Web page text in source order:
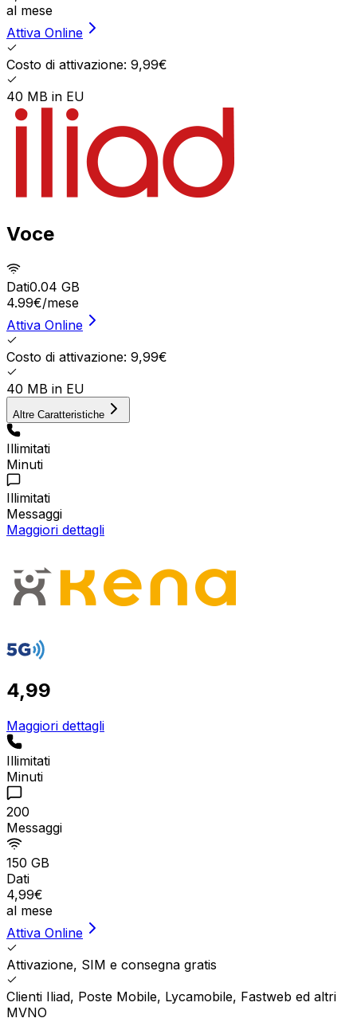
al mese
Attiva Online
Costo di attivazione: 9,99€
40 MB in EU
Voce
Dati0.04 GB
4.99€/mese
Attiva Online
Costo di attivazione: 9,99€
40 MB in EU
Altre Caratteristiche
Illimitati
Minuti
Illimitati
Messaggi
Maggiori dettagli
4,99
Maggiori dettagli
Illimitati
Minuti
200
Messaggi
150 GB
Dati
4,99€
al mese
Attiva Online
Attivazione, SIM e consegna gratis
Clienti Iliad, Poste Mobile, Lycamobile, Fastweb ed altri
MVNO